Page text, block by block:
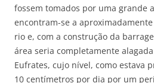
fossem tomados por uma grande
encontram-se a
rio e, com a construção da
área seria completamente
Eufrates, cujo nível, como estava
10 centímetros por dia por um